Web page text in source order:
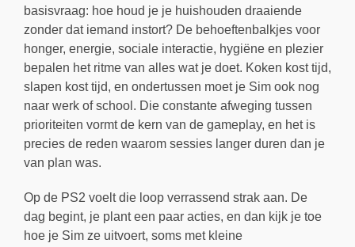
basisvraag: hoe houd je je huishouden draaiende
zonder dat iemand instort? De behoeftenbalkjes voor
honger, energie, sociale interactie, hygiëne en plezier
bepalen het ritme van alles wat je doet. Koken kost tijd,
slapen kost tijd, en ondertussen moet je Sim ook nog
naar werk of school. Die constante afweging tussen
prioriteiten vormt de kern van de gameplay, en het is
precies de reden waarom sessies langer duren dan je
van plan was.
Op de PS2 voelt die loop verrassend strak aan. De
dag begint, je plant een paar acties, en dan kijk je toe
hoe je Sim ze uitvoert, soms met kleine